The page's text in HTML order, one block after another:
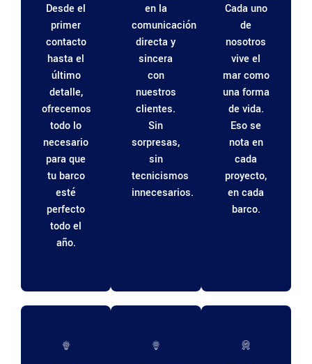
Desde el
primer
contacto
hasta el
último
detalle,
ofrecemos
todo lo
necesario
para que
tu barco
esté
perfecto
todo el
año.
en la
comunicación
directa y
sincera
con
nuestros
clientes.
Sin
sorpresas,
sin
tecnicismos
innecesarios.
Cada uno
de
nosotros
vive el
mar como
una forma
de vida.
Eso se
nota en
cada
proyecto,
en cada
barco.